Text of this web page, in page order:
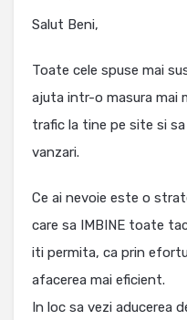
Salut Beni,
Toate cele spuse mai
ajuta intr-o masura mai
trafic la tine pe site si
vanzari.
Ce ai nevoie este o
care sa IMBINE toate
iti permita, ca prin
afacerea mai eficient.
In loc sa vezi aducerea